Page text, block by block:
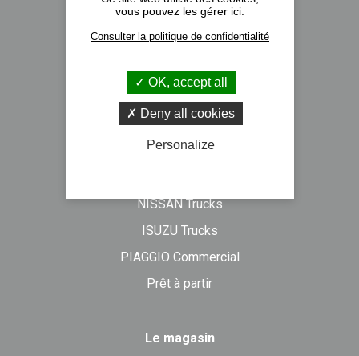
Nos implantations
Recrutement
Actualités
Formulaire de contact
Véhicules neufs
NISSAN Trucks
ISUZU Trucks
PIAGGIO Commercial
Prêt à partir
Le magasin
vous pouvez les gérer ici.
Consulter la politique de confidentialité
OK, accept all
Deny all cookies
Personalize